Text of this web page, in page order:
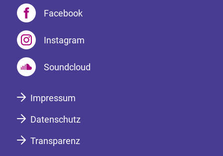
Facebook
Instagram
Soundcloud
Impressum
Datenschutz
Transparenz